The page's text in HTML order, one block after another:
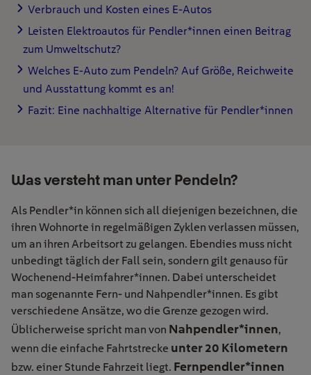
Verbrauch und Kosten eines E-Autos
Leisten Elektroautos für Pendler*innen einen Beitrag
zum Umweltschutz?
Welches E-Auto zum Pendeln? Auf Größe, Reichweite
und Ausstattung kommt es an!
Fazit: Eine nachhaltige Alternative für Pendler*innen
Was versteht man unter Pendeln?
Als Pendler*in können sich all diejenigen bezeichnen, die
ihren Wohnorte in regelmäßigen Zyklen verlassen müssen,
um an ihren Arbeitsort zu gelangen. Ebendies muss nicht
unbedingt täglich der Fall sein, sondern gilt genauso für
Wochenend-Heimfahrer*innen. Dabei unterscheidet
man sogenannte Fern- und Nahpendler*innen. Es gibt
verschiedene Ansätze, wo die Grenze gezogen wird.
Üblicherweise spricht man von Nahpendler*innen,
wenn die einfache Fahrtstrecke unter 20 Kilometern
bzw. einer Stunde Fahrzeit liegt. Fernpendler*innen